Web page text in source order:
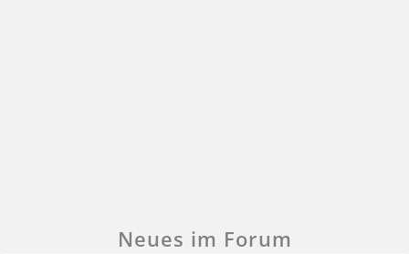
Neues im Forum